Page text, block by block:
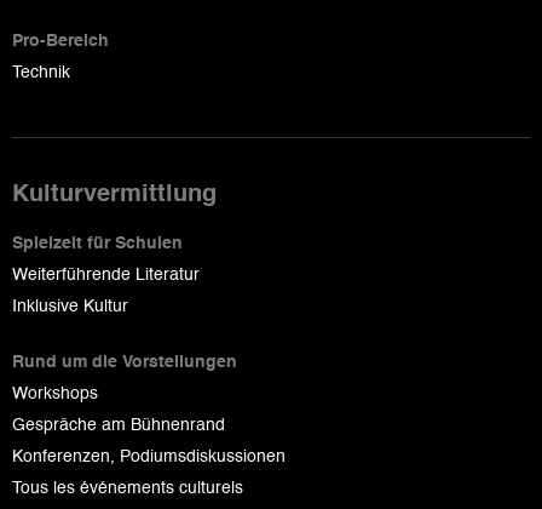
Pro-Bereich
Technik
Kulturvermittlung
Spielzeit für Schulen
Weiterführende Literatur
Inklusive Kultur
Rund um die Vorstellungen
Workshops
Gespräche am Bühnenrand
Konferenzen, Podiumsdiskussionen
Tous les événements culturels